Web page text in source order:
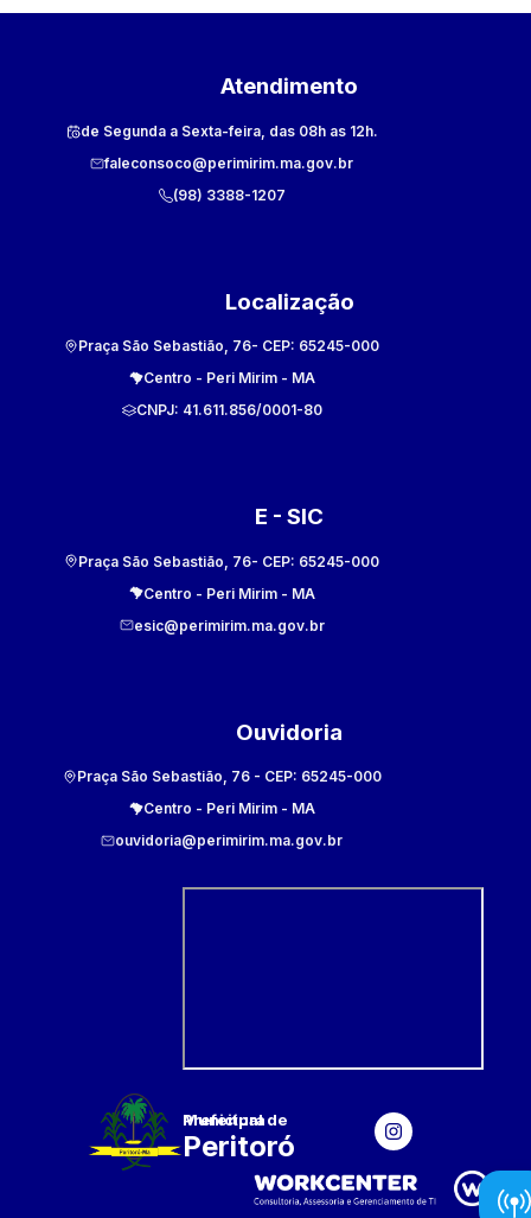
Atendimento
de Segunda a Sexta-feira, das 08h as 12h.
faleconsoco@perimirim.ma.gov.br
(98) 3388-1207
Localização
Praça São Sebastião, 76- CEP: 65245-000
Centro - Peri Mirim- MA
CNPJ: 41.611.856/0001-80
E - SIC
Praça São Sebastião, 76- CEP: 65245-000
Centro - Peri Mirim- MA
esic@perimirim.ma.gov.br
Ouvidoria
Praça São Sebastião, 76- CEP: 65245-000
Centro - Peri Mirim- MA
ouvidoria@perimirim.ma.gov.br
Prefeitura Municipalde
Peritoró